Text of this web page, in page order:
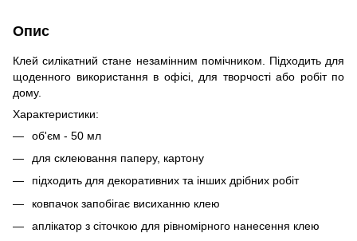
Опис
Клей силікатний стане незамінним помічником. Підходить для
щоденного використання в офісі, для творчості або робіт по
дому.
Характеристики:
об'єм - 50 мл
для склеювання паперу, картону
підходить для декоративних та інших дрібних робіт
ковпачок запобігає висиханню клею
аплікатор з сіточкою для рівномірного нанесення клею